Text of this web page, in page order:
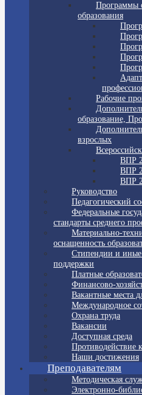
Программы
образования
Рабочие
образование,
взрослых
ВПР
ВПР
ВПР
Руководство
Педагогический
Федеральные
стандарты среднего
Материально-
оснащенность
Стипендии и иные
поддержки
Платные
Финансово-
Вакантные места
Международное
Охрана труда
Вакансии
Доступная среда
Противодействие
Наши достижения
Преподавателям
Методическая
Электронно-